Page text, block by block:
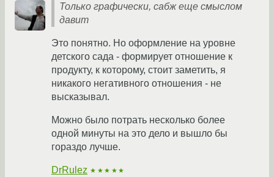
Только графически, сабж еще смыслом
давит
Это понятно. Но оформление на уровне
детского сада - формирует отношение к
продукту, к которому, стоит заметить, я
никакого негативного отношения - не
высказывал.
Можно было потрать несколько более
одной минуты на это дело и вышло бы
гораздо лучше.
DrRulez ★★★★★